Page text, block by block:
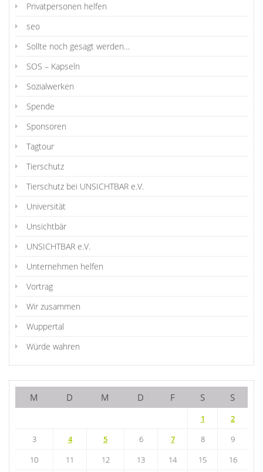
Privatpersonen helfen
seo
Sollte noch gesagt werden…
SOS – Kapseln
Sozialwerken
Spende
Sponsoren
Tagtour
Tierschutz
Tierschutz bei UNSICHTBAR e.V.
Universität
Unsichtbär
UNSICHTBAR e.V.
Unternehmen helfen
Vortrag
Wir zusammen
Wuppertal
Würde wahren
M D M D F S S
1
2
3
4 5 6 7 8
9
10
11 12 13 14 15
16